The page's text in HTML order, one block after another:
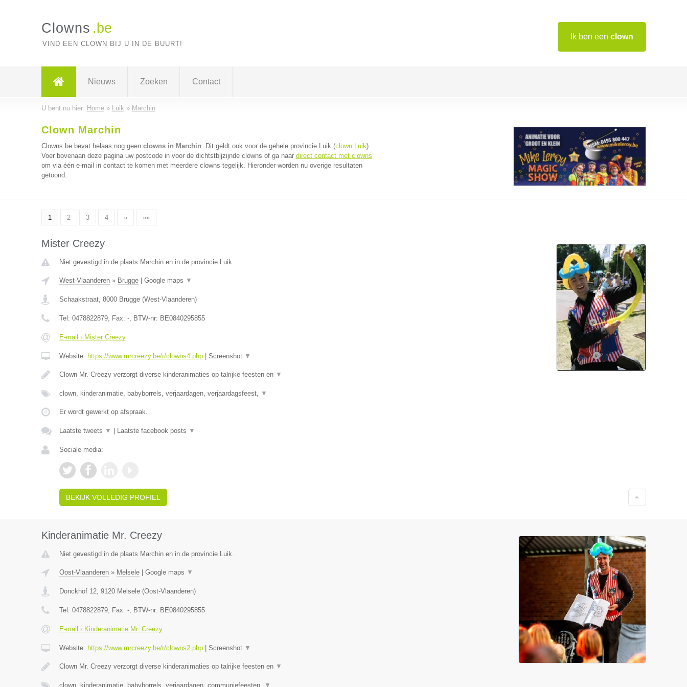
Ik ben een clown
Clowns .be
VIND EEN CLOWN BIJ U IN DE BUURT!
Nieuws Zoeken Contact
U bent nu hier: Home» Luik » Marchin
Clown Marchin
Clowns.be bevat helaas nog geen clowns in Marchin. Dit geldt ook voor de gehele provincie Luik (clown Luik).
Voer bovenaan deze pagina uw postcode in voor de dichtstbijzijnde clowns of ga naar direct contact met clowns
om via één e-mail in contact te komen met meerdere clowns tegelijk. Hieronder worden nu overige resultaten
getoond.
1 2 3 4 » »»
Mister Creezy
Niet gevestigd in de plaats Marchin en in de provincie Luik.
West-Vlaanderen» Brugge| Google maps ▼
Schaakstraat, 8000 Brugge(West-Vlaanderen)
Tel: 0478822879, Fax: -, BTW-nr: BE0840295855
E-mail › Mister Creezy
Website: https://www.mrcreezy.be/r/clowns4.php| Screenshot ▼
Clown Mr. Creezy verzorgt diverse kinderanimaties op talrijke feesten en ▼
clown, kinderanimatie, babyborrels, verjaardagen, verjaardagsfeest, ▼
Er wordt gewerkt op afspraak.
Laatste tweets ▼ Laatste facebook posts ▼
Sociale media:
BEKIJK VOLLEDIG PROFIEL
Kinderanimatie Mr. Creezy
Niet gevestigd in de plaats Marchin en in de provincie Luik.
Oost-Vlaanderen» Melsele| Google maps ▼
Donckhof 12, 9120 Melsele(Oost-Vlaanderen)
Tel: 0478822879, Fax: -, BTW-nr: BE0840295855
E-mail › Kinderanimatie Mr. Creezy
Website: https://www.mrcreezy.be/r/clowns2.php| Screenshot ▼
Clown Mr. Creezy verzorgt diverse kinderanimaties op talrijke feesten en ▼
clown, kinderanimatie, babyborrels, verjaardagen, communiefeesten, ▼